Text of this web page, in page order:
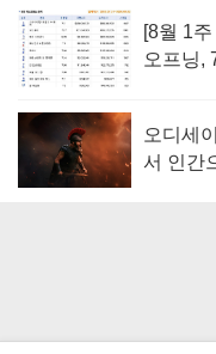
[8월 1
오프닝,
오디세
서 인간